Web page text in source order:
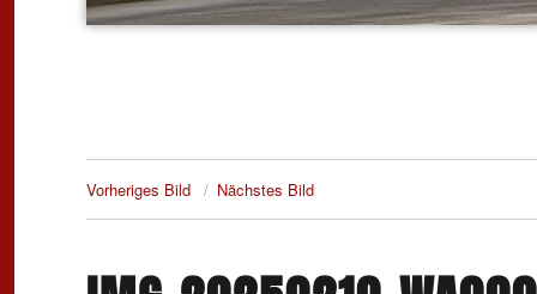
Vorheriges Bild Nächstes Bild